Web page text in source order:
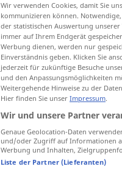
Wir verwenden Cookies, damit Sie
kommunizieren können.
der statistischen Auswertung
immer auf Ihrem Endgerät
Werbung dienen, werden nur
Einverständnis geben. Klicken Sie
jederzeit für zukünftige Besuche
und den Anpassungsmöglichkeiten
Weitergehende Hinweise zu der
Hier finden Sie unser Impressum.
Wir und unsere Partner
Genaue Geolocation-Daten
und/oder Zugriff auf Informationen
Werbung und Inhalten,
Liste der Partner (Lieferanten)